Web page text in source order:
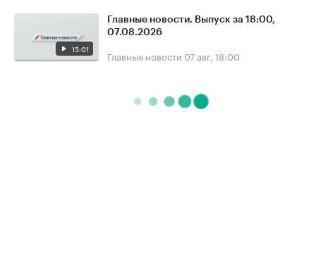
15:01
Главные новости. Выпуск за 18:00,
07.08.2026
Главные новости 07 авг, 18:00